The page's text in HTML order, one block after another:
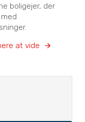
boligejer, der
at vide